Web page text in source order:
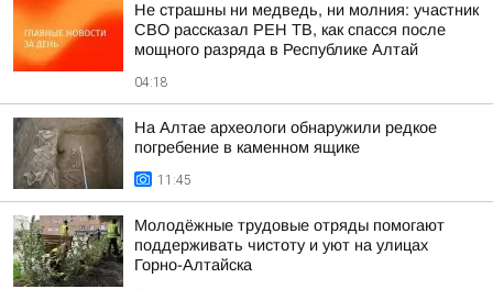
Не страшны ни медведь, ни молния: участник
СВО рассказал РЕН ТВ, как спасся после
мощного разряда в Республике Алтай
04:18
На Алтае археологи обнаружили редкое
погребение в каменном ящике
11:45
Молодёжные трудовые отряды помогают
поддерживать чистоту и уют на улицах
Горно-Алтайска